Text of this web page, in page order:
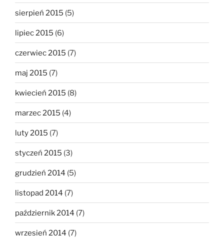
sierpień 2015 (5)
lipiec 2015 (6)
czerwiec 2015 (7)
maj 2015 (7)
kwiecień 2015 (8)
marzec 2015 (4)
luty 2015 (7)
styczeń 2015 (3)
grudzień 2014 (5)
listopad 2014 (7)
październik 2014 (7)
wrzesień 2014 (7)